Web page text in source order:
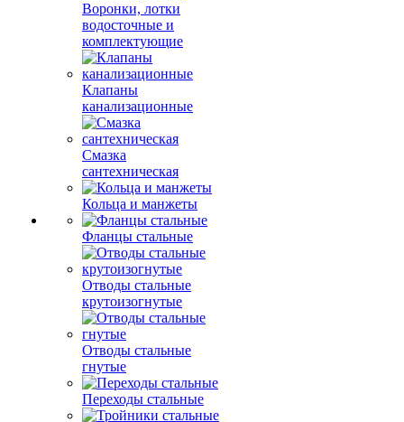
Воронки, лотки
водосточные и
комплектующие
Клапаны
канализационные
Смазка
сантехническая
Кольца и манжеты
Фланцы стальные
Отводы стальные
крутоизогнутые
Отводы стальные
гнутые
Переходы стальные